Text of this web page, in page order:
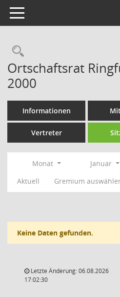
Toggle navigation
Rechercheauswahl
Ortschaftsrat
2000
Informationen
Vertreter
Monat Januar
Aktuell
Gremium
Keine Daten gefunden.
Letzte Änderung: 06.08.2026
17:02:30